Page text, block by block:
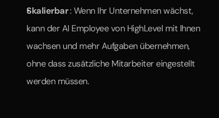
Skalierbar : Wenn Ihr Unternehmen wächst,
kann der AI Employee von HighLevel mit Ihnen
wachsen und mehr Aufgaben übernehmen,
ohne dass zusätzliche Mitarbeiter eingestellt
werden müssen.